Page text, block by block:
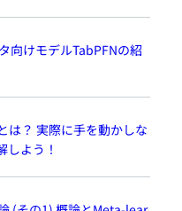
向けモデルTabPFNの紹
は？ 実際に手を動かしな
よう！